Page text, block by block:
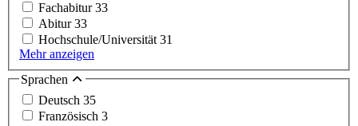
Fachabitur33
Abitur33
Hochschule/Universität 31
Mehr anzeigen
Sprachen
Deutsch 35
Französisch 3